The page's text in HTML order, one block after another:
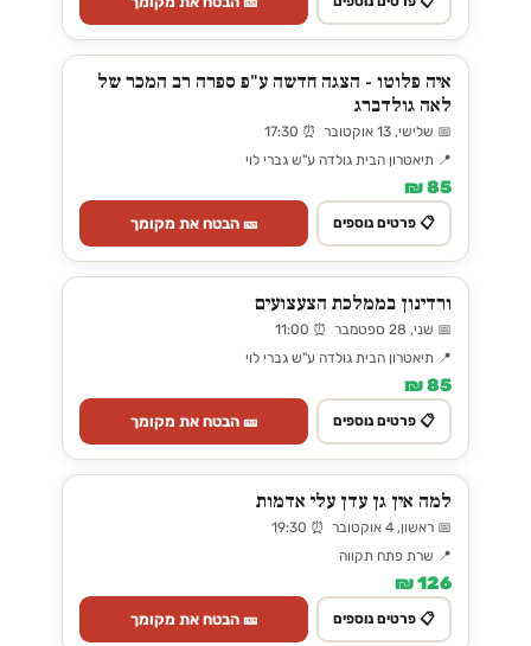
איה פלוטו - הצגה חדשה ע"פ ספרה רב המכר של
לאה גולדברג
📅 שלישי, 13 אוקטובר ⏰ 17:30
📍 תיאטרון הבית גולדה ע"ש גברי לוי
85 ₪
📋 פרטים נוספים 🎫 הבטח את מקומך
ורדינון בממלכת הצעצועים
📅 שני, 28 ספטמבר ⏰ 11:00
📍 תיאטרון הבית גולדה ע"ש גברי לוי
85 ₪
📋 פרטים נוספים 🎫 הבטח את מקומך
למה אין גן עדן עלי אדמות
📅 ראשון, 4 אוקטובר ⏰ 19:30
📍 שרת פתח תקווה
126 ₪
📋 פרטים נוספים 🎫 הבטח את מקומך